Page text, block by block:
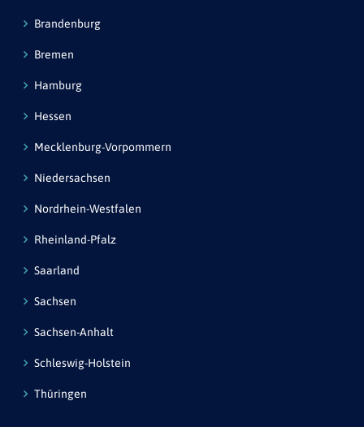
Brandenburg
Bremen
Hamburg
Hessen
Mecklenburg-Vorpommern
Niedersachsen
Nordrhein-Westfalen
Rheinland-Pfalz
Saarland
Sachsen
Sachsen-Anhalt
Schleswig-Holstein
Thüringen